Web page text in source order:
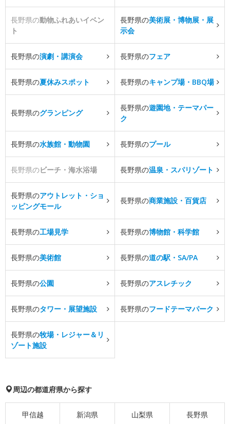
長野県の動物ふれあいイベン
ト
長野県の美術展・博物展・展
示会
長野県の演劇・講演会 長野県のフェア
長野県の夏休みスポット 長野県のキャンプ場・BBQ場
長野県のグランピング
長野県の遊園地・テーマパー
ク
長野県の水族館・動物園 長野県のプール
長野県のビーチ・海水浴場 長野県の温泉・スパリゾート
長野県のアウトレット・ショ
ッピングモール
長野県の商業施設・百貨店
長野県の工場見学 長野県の博物館・科学館
長野県の美術館 長野県の道の駅・SA/PA
長野県の公園 長野県のアスレチック
長野県のタワー・展望施設 長野県のフードテーマパーク
長野県の牧場・レジャー＆リ
ゾート施設
周辺の都道府県から探す
甲信越 新潟県 山梨県 長野県